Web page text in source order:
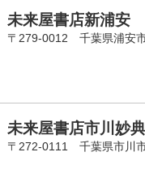
未来屋書店新浦安
〒279-0012 千葉県浦安
未来屋書店市川妙典
〒272-0111 千葉県市川